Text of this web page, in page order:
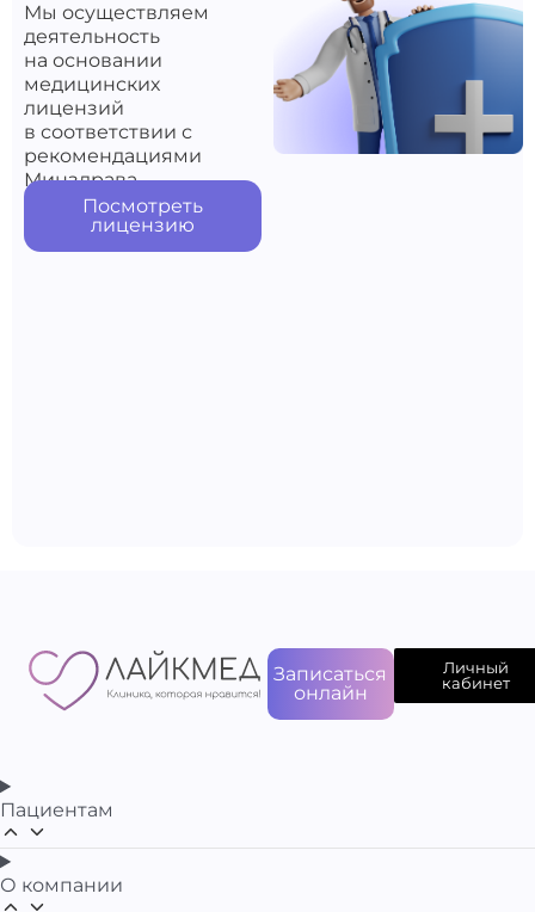
Мы осуществляем
деятельность
на основании
медицинских
лицензий
в соответствии с
рекомендациями
Минздрава
Посмотреть
лицензию
Записаться
онлайн
Личный
кабинет
Пациентам
О компании